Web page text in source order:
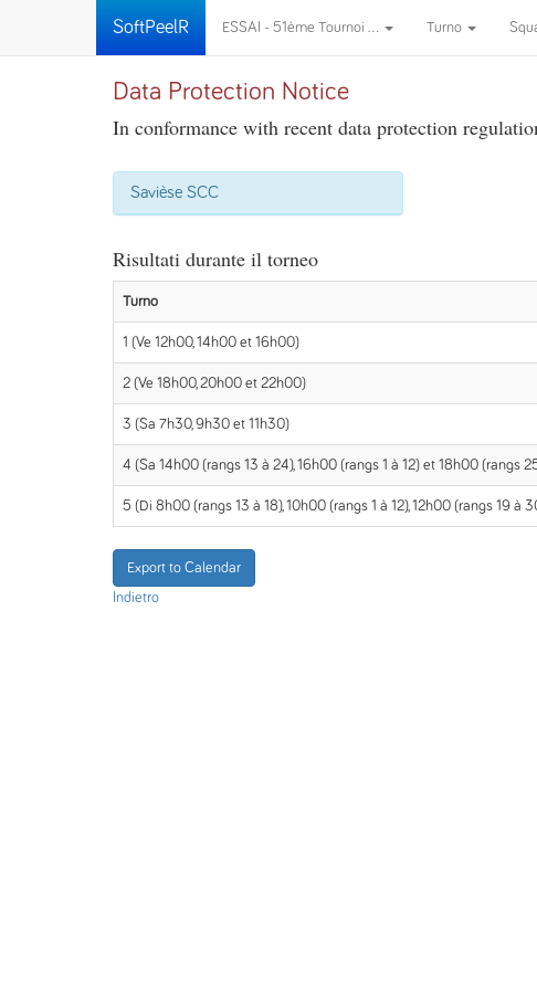
SoftPeelR ESSAI - 51ème Tournoi ... Turno
Data Protection Notice
In conformance with recent data protection
Savièse SCC
Risultati durante il torneo
Turno
1 (Ve 12h00, 14h00 et 16h00)
2 (Ve 18h00, 20h00 et 22h00)
3 (Sa 7h30, 9h30 et 11h30)
4 (Sa 14h00 (rangs 13 à 24), 16h00 (rangs 1 à 12) et 18h00 (rangs
5 (Di 8h00 (rangs 13 à 18), 10h00 (rangs 1 à 12), 12h00 (rangs 19 à
Export to Calendar
Indietro